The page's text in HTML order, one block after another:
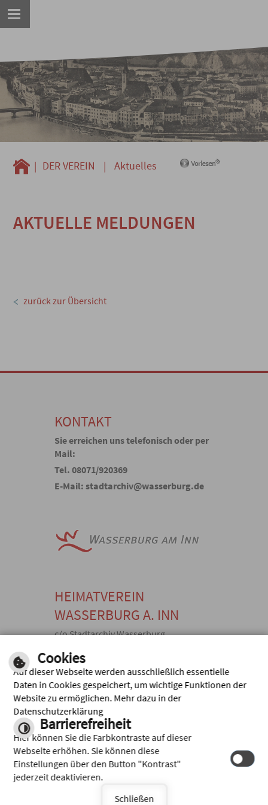
| DER VEREIN | Aktuelles
AKTUELLE MELDUNGEN
zurück zur Übersicht
KONTAKT
Sie erreichen uns telefonisch oder per
Mail:
Tel. 08071/920369
E-Mail: stadtarchiv@wasserburg.de
HEIMATVEREIN
WASSERBURG A. INN
c/o Stadtarchiv Wasserburg,
a. Inn
TEL: +49
(0) 8071
920369,
FAX: +49
(0) 8071
920371,
E-
MAIL
SEND
Inhalt|Impressum| Hilfe
Datenschutz
Cookies
Auf dieser Webseite werden ausschließlich essentielle
Daten in Cookies gespeichert, um wichtige Funktionen der
Website zu ermöglichen. Mehr dazu in der
Datenschutzerklärung
Barrierefreiheit
Hier können Sie die Farbkontraste auf dieser
Webseite erhöhen. Sie können diese
Einstellungen über den Button "Kontrast"
jederzeit deaktivieren.
Schließen